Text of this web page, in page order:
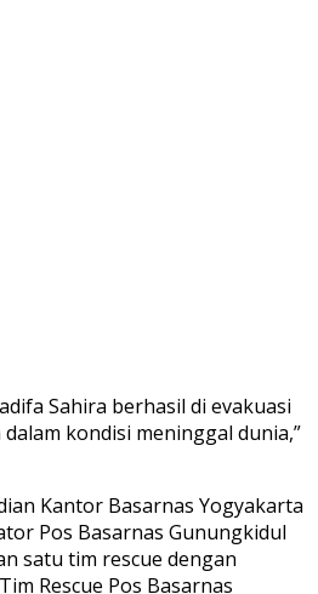
Sahira berhasil di evakuasi
kondisi meninggal dunia,”
Kantor Basarnas Yogyakarta
Pos Basarnas Gunungkidul
satu tim rescue dengan
Rescue Pos Basarnas